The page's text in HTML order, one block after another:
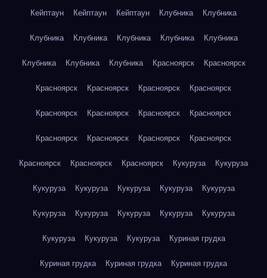
Кейптаун Кейптаун Кейптаун Клубника Клубника
Клубника Клубника Клубника Клубника Клубника
Клубника Клубника Клубника Красноярск Красноярск
Красноярск Красноярск Красноярск Красноярск
Красноярск Красноярск Красноярск Красноярск
Красноярск Красноярск Красноярск Красноярск
Красноярск Красноярск Красноярск Кукуруза Кукуруза
Кукуруза Кукуруза Кукуруза Кукуруза Кукуруза
Кукуруза Кукуруза Кукуруза Кукуруза Кукуруза
Кукуруза Кукуруза Кукуруза Куриная грудка
Куриная грудка Куриная грудка Куриная грудка